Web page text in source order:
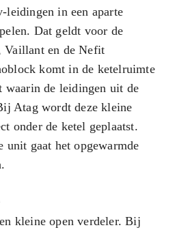
leidingen in een aparte
Dat geldt voor de
Vaillant en de Nefit
komt in de ketelruimte
waarin de leidingen uit de
Atag wordt deze kleine
onder de ketel geplaatst.
unit gaat het opgewarmde
kleine open verdeler. Bij